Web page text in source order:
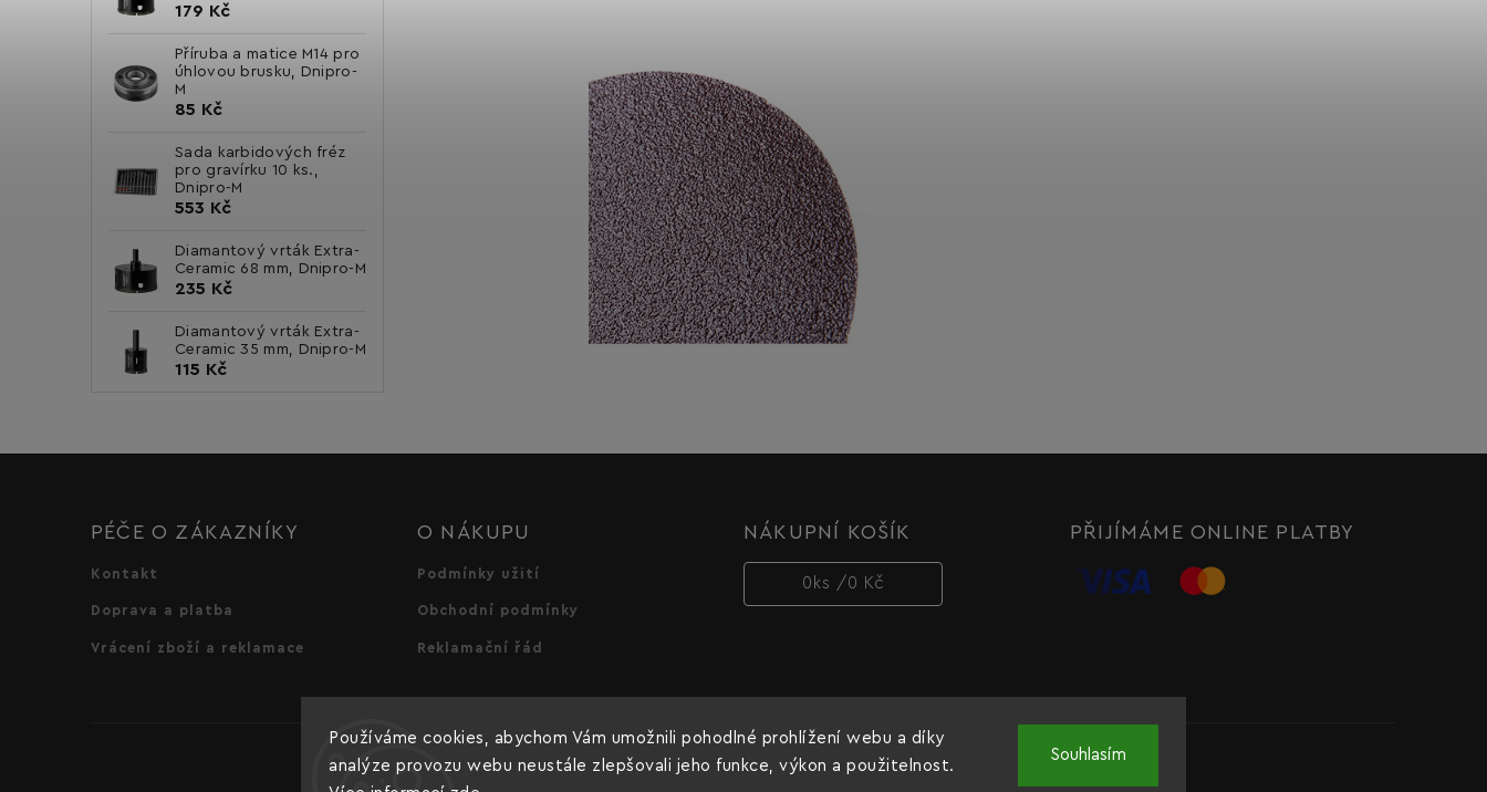
Používáme cookies, abychom Vám umožnili pohodlné prohlížení webu a díky
analýze provozu webu neustále zlepšovali jeho funkce, výkon a použitelnost.
Souhlasím
179 Kč
Příruba a matice M14 pro
úhlovou brusku, Dnipro-
M
85 Kč
Sada karbidových fréz
pro gravírku 10 ks.,
Dnipro-M
553 Kč
Diamantový vrták Extra-
Ceramic 68 mm, Dnipro-M
235 Kč
Diamantový vrták Extra-
Ceramic 35 mm, Dnipro-M
115 Kč
PÉČE O ZÁKAZNÍKY
Kontakt
Doprava a platba
Vrácení zboží a reklamace
O NÁKUPU
Podmínky užití
Obchodní podmínky
Reklamační řád
NÁKUPNÍ KOŠÍK
0 ks / 0 Kč
PŘIJÍMÁME ONLINE PLATBY
Copyright 2026Dnipro-M cz. Všechna práva vyhrazena.